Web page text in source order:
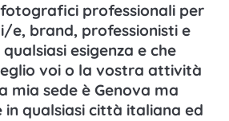
fotografici professionali per
e, brand, professionisti e
esigenza e che
voi o la vostra attività
mia sede è Genova ma
in qualsiasi città italiana ed